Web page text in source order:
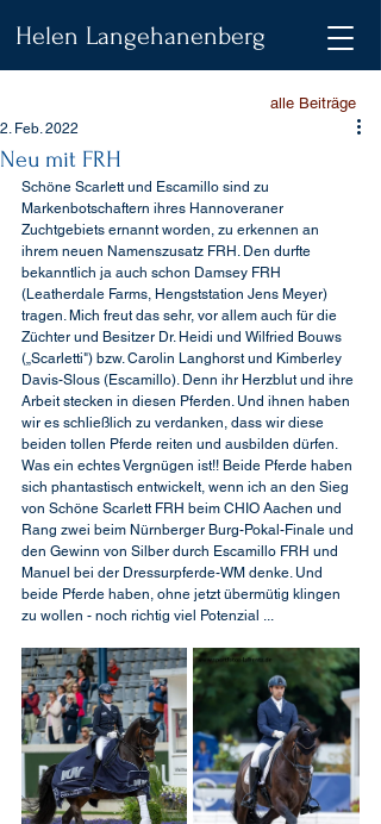
Helen Langehanenberg
alle Beiträge
Neu mit FRH
2. Feb. 2022
Schöne Scarlett und Escamillo sind zu
Markenbotschaftern ihres Hannoveraner
Zuchtgebiets ernannt worden, zu erkennen an
ihrem neuen Namenszusatz FRH. Den durfte
bekanntlich ja auch schon Damsey FRH
(Leatherdale Farms, Hengststation Jens Meyer)
tragen. Mich freut das sehr, vor allem auch für die
Züchter und Besitzer Dr. Heidi und Wilfried Bouws
(„Scarletti") bzw. Carolin Langhorst und Kimberley
Davis-Slous (Escamillo). Denn ihr Herzblut und ihre
Arbeit stecken in diesen Pferden. Und ihnen haben
wir es schließlich zu verdanken, dass wir diese
beiden tollen Pferde reiten und ausbilden dürfen.
Was ein echtes Vergnügen ist!! Beide Pferde haben
sich phantastisch entwickelt, wenn ich an den Sieg
von Schöne Scarlett FRH beim CHIO Aachen und
Rang zwei beim Nürnberger Burg-Pokal-Finale und
den Gewinn von Silber durch Escamillo FRH und
Manuel bei der Dressurpferde-WM denke. Und
beide Pferde haben, ohne jetzt übermütig klingen
zu wollen - noch richtig viel Potenzial ...